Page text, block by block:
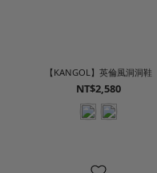
【KANGOL】英倫風洞洞鞋
NT$2,580